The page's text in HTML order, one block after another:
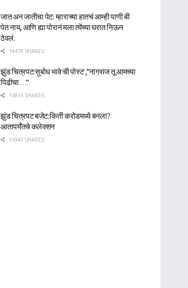
जात अन जातीचा पेट: म्हाराच्या हातचं आम्ही पाणी बी
पेत नाय, आणि ह्या पोरानं मला त्येंच्या घरात निऊन
ठेवलं.
19479 SHARES
झुंड चित्रपट:सुबोध भावे ची पोस्ट ,”नागराज तू आमच्या
पिढीचा…”
15835 SHARES
झुंड चित्रपट बजेट:किती करोडमध्ये बनला?
आतापर्यँतचे कलेक्शन
15341 SHARES